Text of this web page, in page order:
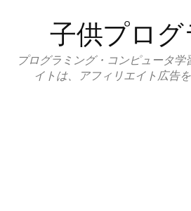
ン
子供プロ
プログラミング・コンピュータ学
イトは、アフィリエイト広告